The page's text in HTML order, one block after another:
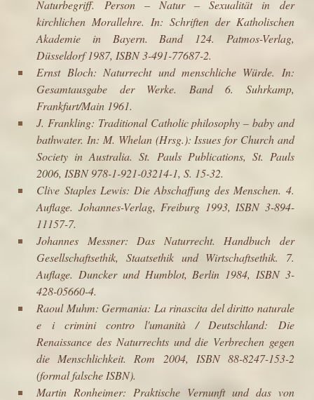
Naturbegriff. Person – Natur – Sexualität in der
kirchlichen Morallehre. In: Schriften der Katholischen
Akademie in Bayern. Band 124. Patmos-Verlag,
Düsseldorf 1987, ISBN 3-491-77687-2.
Ernst Bloch: Naturrecht und menschliche Würde. In:
Gesamtausgabe der Werke. Band 6. Suhrkamp,
Frankfurt/Main 1961.
J. Frankling: Traditional Catholic philosophy – baby and
bathwater. In: M. Whelan (Hrsg.): Issues for Church and
Society in Australia. St. Pauls Publications, St. Pauls
2006, ISBN 978-1-921-03214-1, S. 15-32.
Clive Staples Lewis: Die Abschaffung des Menschen. 4.
Auflage. Johannes-Verlag, Freiburg 1993, ISBN 3-894-
11157-7.
Johannes Messner: Das Naturrecht. Handbuch der
Gesellschaftsethik, Staatsethik und Wirtschaftsethik. 7.
Auflage. Duncker und Humblot, Berlin 1984, ISBN 3-
428-05660-4.
Raoul Muhm: Germania: La rinascita del diritto naturale
e i crimini contro l'umanità / Deutschland: Die
Renaissance des Naturrechts und die Verbrechen gegen
die Menschlichkeit. Rom 2004, ISBN 88-8247-153-2
(formal falsche ISBN).
Martin Ronheimer: Praktische Vernunft und das von